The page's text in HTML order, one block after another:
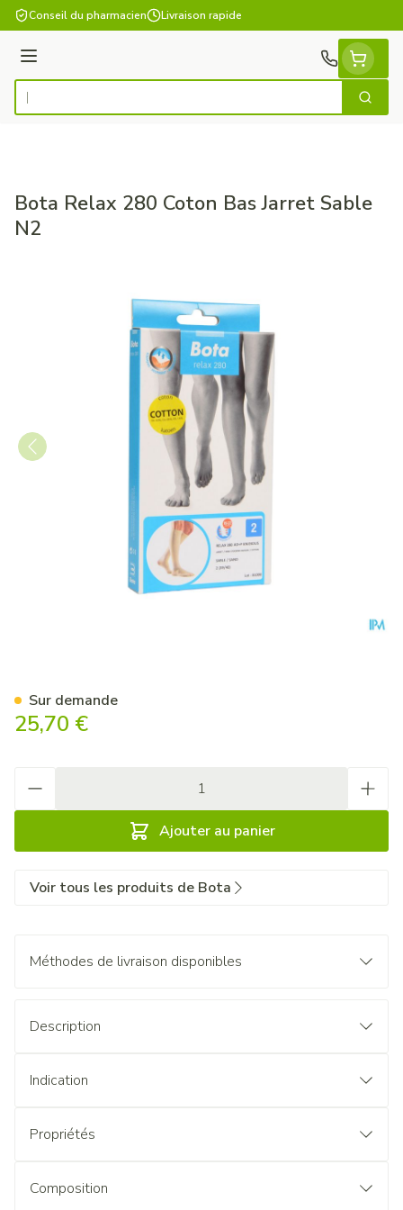
Aller au contenu
Conseil du pharmacien Livraison rapide
Menu
Rechercher
Bota Relax 280 Coton Bas Jarret Sable
N2
25,70 €
Ajouter au panier
Sur demande
Voir tous les produits de Bota
Méthodes de livraison disponibles
Description
Indication
Propriétés
Composition